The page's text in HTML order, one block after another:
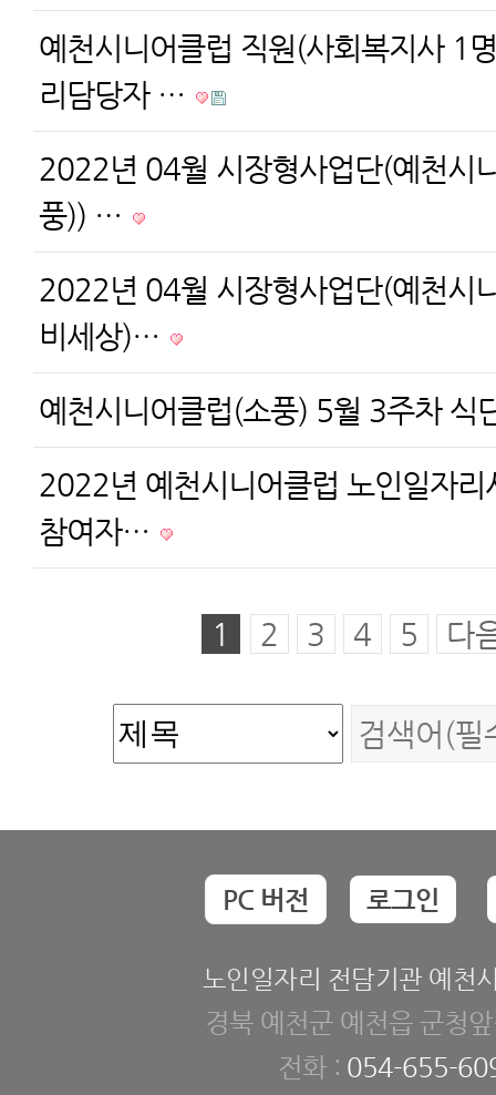
예천시니어클럽 직원(사회복지사 1
리담당자 …
2022년 04월 시장형사업단(예천시
풍)) …
2022년 04월 시장형사업단(예천시
비세상)…
예천시니어클럽(소풍) 5월 3주차 식
2022년 예천시니어클럽 노인일자리
참여자…
1 2 3 4 5 다
PC 버전 로그인
노인일자리 전담기관 예천
경북 예천군 예천읍 군청
전화 : 054-655-